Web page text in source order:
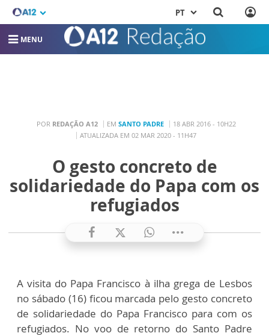
PT
MENU
POR REDAÇÃO A12 EM SANTO PADRE
18 ABR 2016 - 10H22
ATUALIZADA EM 02 MAR 2020 - 11H47
O gesto concreto de
solidariedade do Papa com os
refugiados
A visita do Papa Francisco à ilha grega de Lesbos
no sábado (16) ficou marcada pelo gesto concreto
de solidariedade do Papa Francisco para com os
refugiados. No voo de retorno do Santo Padre